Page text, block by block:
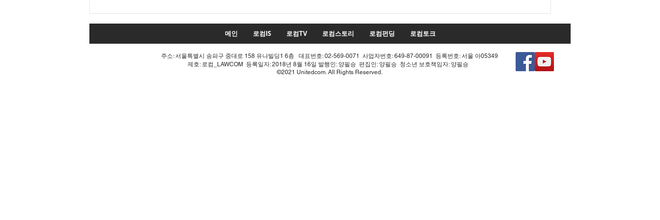
공 불꽃!
적 쇄신으론 어림없다!
메인 로컴IS 로컴TV 로컴스토리 로컴펀딩 로컴토크
주소: 서울특별시 송파구 중대로 158 유나빌딩1 6층 대표번호: 02-569-0071 사업자번호: 649-87-00091 등록번호: 서울 아05349
제호: 로컴_LAWCOM 등록일자: 2018년 8월 16일 발행인: 양필승 편집인: 양필승 청소년 보호책임자: 양필승
©2021 Unitedcom. All Rights Reserved.